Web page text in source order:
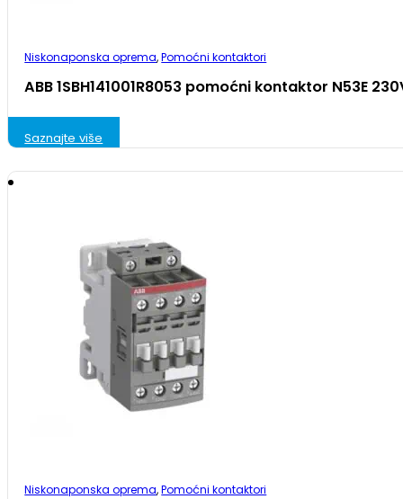
Niskonaponska oprema,Pomoćni kontaktori
ABB 1SBH141001R8053 pomoćni kontaktor N53E
Saznajte više
Niskonaponska oprema,Pomoćni kontaktori